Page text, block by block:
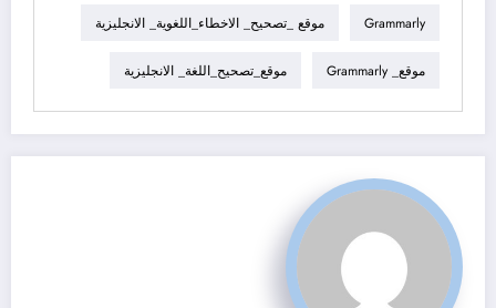
Grammarly موقع _تصحيح_ الاخطاء_اللغوية_ الانجليزية
موقع_ Grammarly موقع_تصحيح_اللغة_ الانجليزية